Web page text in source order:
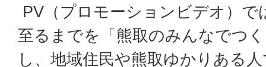
PV（プロモーションビデオ）で
至るまでを「熊取のみんなでつ
し、地域住民や熊取ゆかりある